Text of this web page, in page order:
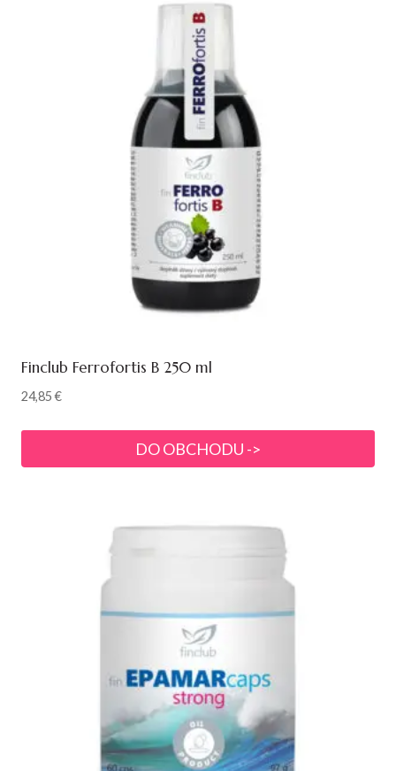
Finclub Ferrofortis B 250 ml
24,85€
DO OBCHODU ->